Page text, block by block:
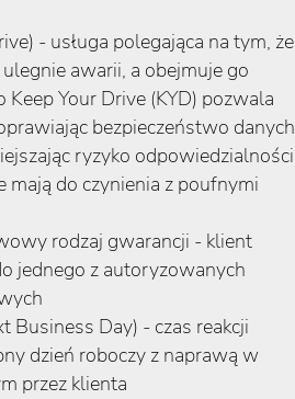
- usługa polegająca na tym, że
awarii, a obejmuje go
Keep Your Drive (KYD) pozwala
bezpieczeństwo danych
ryzyko odpowiedzialności
mają do czynienia z poufnymi
rodzaj gwarancji - klient
jednego z autoryzowanych
Business Day) - czas reakcji
dzień roboczy z naprawą w
przez klienta